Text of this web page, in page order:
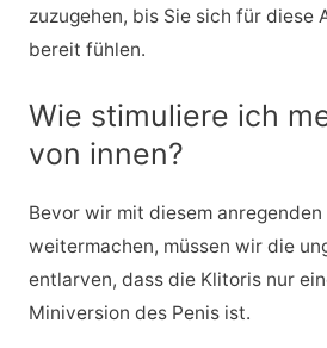
zuzugehen, bis Sie sich für diese
bereit fühlen.
Wie stimuliere ich
von innen?
Bevor wir mit diesem anregenden
weitermachen, müssen wir die
entlarven, dass die Klitoris nur
Miniversion des Penis ist.